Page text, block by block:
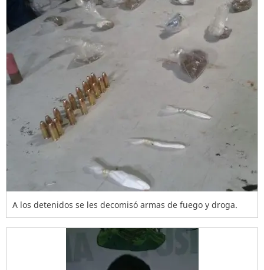
A los detenidos se les decomisó armas de fuego y droga.